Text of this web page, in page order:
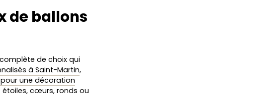
de ballons
de choix qui
à Saint-Martin,
une décoration
étoiles, cœurs, ronds ou